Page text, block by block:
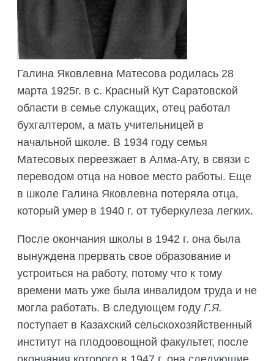
ОБОСНОВАНИЙ
ОРГАНИЗАЦИЯ ТРЕНИНГОВ И
СЕМИНАРОВ, ПОЛЕВЫХ ЭКСКУРСИЙ
ОРГАНИЗАЦИЯ ПОЛЕВЫХ ПРАКТИК,
СТАЖИРОВОК
СОВМЕСТНО С НАУЧНЫМ
ОБЩЕСТВОМ ТЕТИС
СЕЛЕВИНИЯ
SAIGA NEWS
Галина Яковлевна Матесова родилась 28
марта 1925г. в с. Красный Кут Саратовской
области в семье служащих, отец работал
бухгалтером, а мать учительницей в
начальной школе. В 1934 году семья
Матесовых переезжает в Алма-Ату, в связи с
переводом отца на новое место работы. Еще
в школе Галина Яковлевна потеряла отца,
который умер в 1940 г. от туберкулеза легких.
После окончания школы в 1942 г. она была
вынуждена прервать свое образование и
устроиться на работу, потому что к тому
времени мать уже была инвалидом труда и не
могла работать. В следующем году Г.Я.
поступает в Казахский сельскохозяйственный
институт на плодоовощной факультет, после